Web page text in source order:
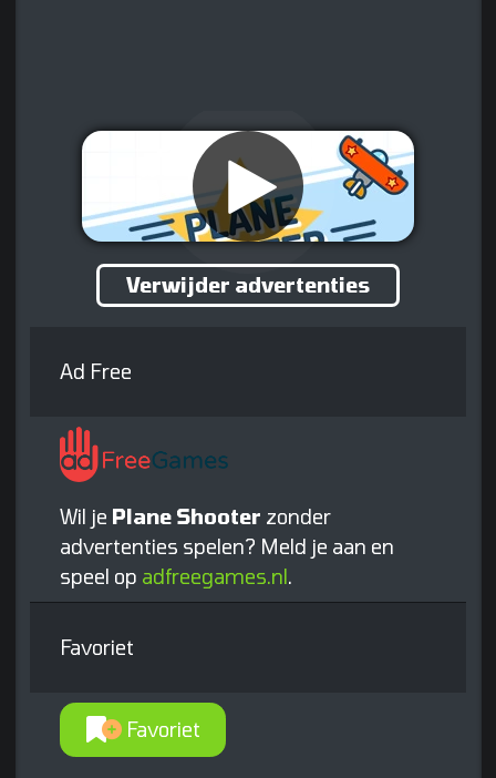
Verwijder advertenties
Ad Free
Wil je Plane Shooter zonder
advertenties spelen? Meld je aan en
speel op adfreegames.nl.
Favoriet
Favoriet